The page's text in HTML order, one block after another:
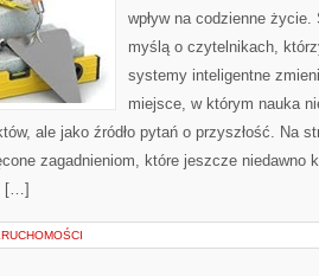
wpływ na codzienne
myślą o czytelnikach,
systemy inteligentne
miejsce, w którym nauka
ale jako źródło pytań o przyszłość. Na
zagadnieniom, które jeszcze niedawno
[…]